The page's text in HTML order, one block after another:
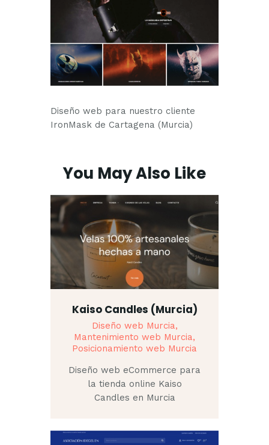
Diseño web para nuestro cliente
IronMask de Cartagena (Murcia)
You May Also Like
Kaiso Candles (Murcia)
Diseño web Murcia,
Mantenimiento web Murcia,
Posicionamiento web Murcia
Diseño web eCommerce para
la tienda online Kaiso
Candles en Murcia